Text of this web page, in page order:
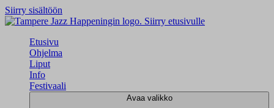
Siirry sisältöön
Siirry etusivulle
Etusivu
Ohjelma
Liput
Info
Festivaali
Avaa valikko